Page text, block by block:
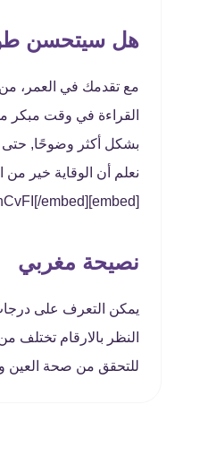
هل سيتحسن
القراءة في وقت مبكر
بشكل أكثر وضوحًا, حتى
نعلم أن الوقاية خير من
[embed]https://www.youtube.com/watch?v=0t38zPnCvFI[/embed]
نصيحة مغربي
يمكن التعرف على
النظر بالارقام
للتحقق من صحة العين